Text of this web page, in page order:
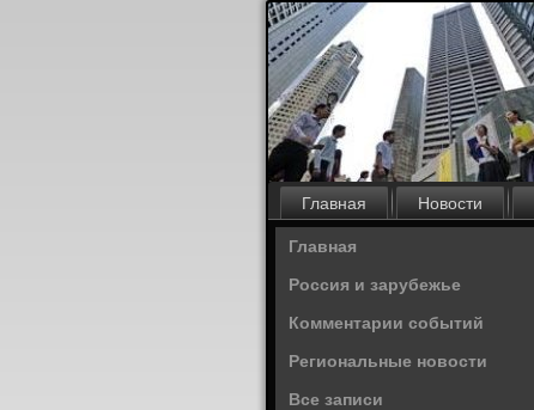
Главная Новости
Главная
Россия и зарубежье
Комментарии событий
Региональные новости
Все записи